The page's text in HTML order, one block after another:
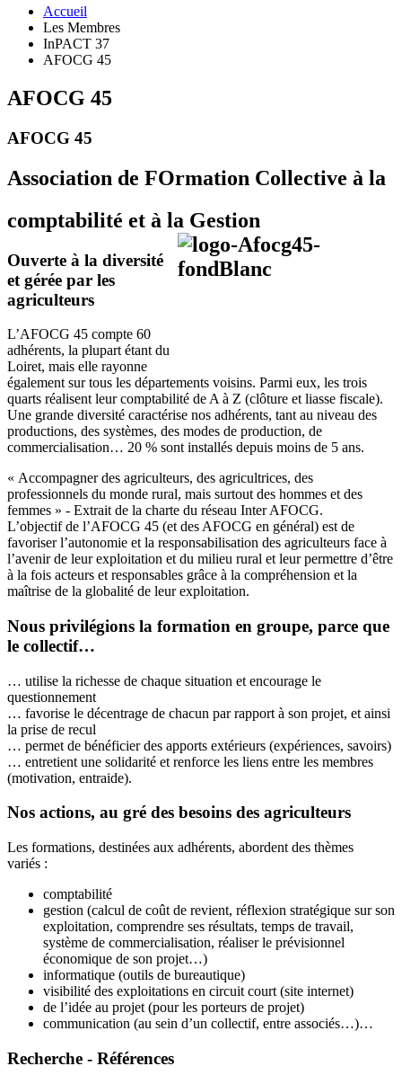
Accueil
Les Membres
InPACT 37
AFOCG 45
AFOCG 45
AFOCG 45
Association de FOrmation Collective à la
comptabilité et à la Gestion
Ouverte à la diversité
et gérée par les
agriculteurs
L’AFOCG 45 compte 60
adhérents, la plupart étant du
Loiret, mais elle rayonne
également sur tous les départements voisins. Parmi eux, les trois
quarts réalisent leur comptabilité de A à Z (clôture et liasse fiscale).
Une grande diversité caractérise nos adhérents, tant au niveau des
productions, des systèmes, des modes de production, de
commercialisation… 20 % sont installés depuis moins de 5 ans.
« Accompagner des agriculteurs, des agricultrices, des
professionnels du monde rural, mais surtout des hommes et des
femmes » - Extrait de la charte du réseau Inter AFOCG.
L’objectif de l’AFOCG 45 (et des AFOCG en général) est de
favoriser l’autonomie et la responsabilisation des agriculteurs face à
l’avenir de leur exploitation et du milieu rural et leur permettre d’être
à la fois acteurs et responsables grâce à la compréhension et la
maîtrise de la globalité de leur exploitation.
Nous privilégions la formation en groupe, parce que
le collectif…
… utilise la richesse de chaque situation et encourage le
questionnement
… favorise le décentrage de chacun par rapport à son projet, et ainsi
la prise de recul
… permet de bénéficier des apports extérieurs (expériences, savoirs)
… entretient une solidarité et renforce les liens entre les membres
(motivation, entraide).
Nos actions, au gré des besoins des agriculteurs
Les formations, destinées aux adhérents, abordent des thèmes
variés :
comptabilité
gestion (calcul de coût de revient, réflexion stratégique sur son
exploitation, comprendre ses résultats, temps de travail,
système de commercialisation, réaliser le prévisionnel
économique de son projet…)
informatique (outils de bureautique)
visibilité des exploitations en circuit court (site internet)
de l’idée au projet (pour les porteurs de projet)
communication (au sein d’un collectif, entre associés…)…
Recherche - Références